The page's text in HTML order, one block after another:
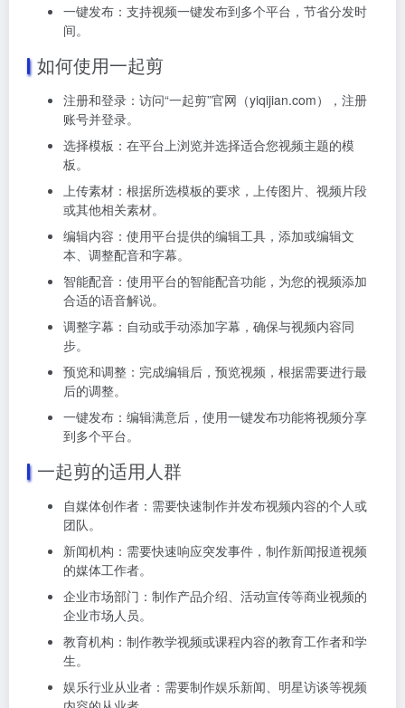
一键发布：支持视频一键发布到多个平台，节省分发时
间。
如何使用一起剪
注册和登录：访问“一起剪”官网（yiqijian.com），注册
账号并登录。
选择模板：在平台上浏览并选择适合您视频主题的模
板。
上传素材：根据所选模板的要求，上传图片、视频片段
或其他相关素材。
编辑内容：使用平台提供的编辑工具，添加或编辑文
本、调整配音和字幕。
智能配音：使用平台的智能配音功能，为您的视频添加
合适的语音解说。
调整字幕：自动或手动添加字幕，确保与视频内容同
步。
预览和调整：完成编辑后，预览视频，根据需要进行最
后的调整。
一键发布：编辑满意后，使用一键发布功能将视频分享
到多个平台。
一起剪的适用人群
自媒体创作者：需要快速制作并发布视频内容的个人或
团队。
新闻机构：需要快速响应突发事件，制作新闻报道视频
的媒体工作者。
企业市场部门：制作产品介绍、活动宣传等商业视频的
企业市场人员。
教育机构：制作教学视频或课程内容的教育工作者和学
生。
娱乐行业从业者：需要制作娱乐新闻、明星访谈等视频